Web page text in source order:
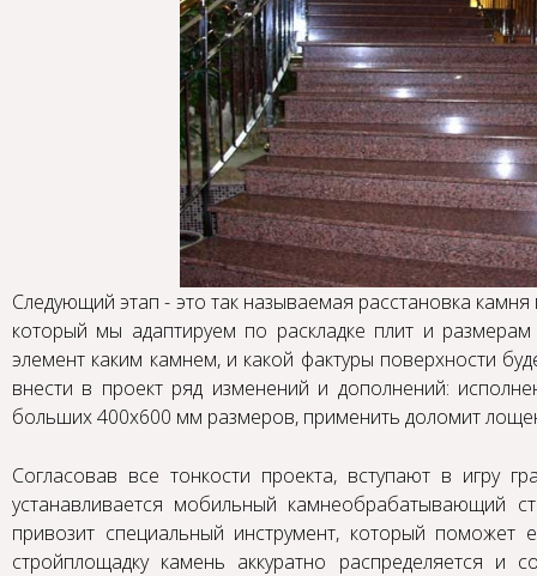
Следующий этап - это так называемая расстановка
который мы адаптируем по раскладке плит и
элемент каким камнем, и какой фактуры поверхности
внести в проект ряд изменений и дополнений:
больших 400х600 мм размеров, применить доломит
Согласовав все тонкости проекта, вступают в игру
устанавливается мобильный камнеобрабатывающий
привозит специальный инструмент, который
стройплощадку камень аккуратно распределяется и